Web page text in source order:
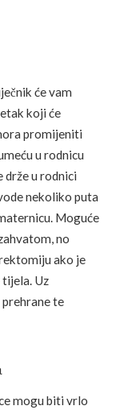
će vam
koji će
promijeniti
u rodnicu
drže u rodnici
nekoliko puta
Moguće
no
ako je
Uz
te
mogu biti vrlo